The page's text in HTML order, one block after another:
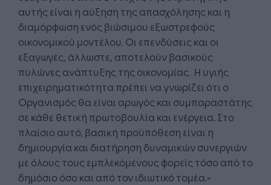
αυτής είναι η αύξηση της απασχόλησης και η
διαμόρφωση ενός βιώσιμου εξωστρεφούς
οικονομικού μοντέλου. Οι επενδύσεις και οι
εξαγωγές, άλλωστε, αποτελούν βασικούς
πυλώνες ανάπτυξης της οικονομίας. Η υγιής
επιχειρηματικότητα πρέπει να γνωρίζει ότι ο
Οργανισμός θα είναι αρωγός και συμπαραστάτης
σε κάθε θετική πρωτοβουλία και ενέργεια. Στο
πλαίσιο αυτό, βασική προϋπόθεση είναι η
δημιουργία και διατήρηση δυναμικών συνεργιών
με όλους τους εμπλεκόμενους φορείς τόσο από το
δημόσιο όσο και από τον ιδιωτικό τομέα.»